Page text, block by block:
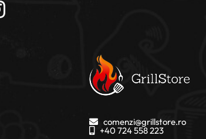
comenzi@grillstore.ro
+40 724 558 223